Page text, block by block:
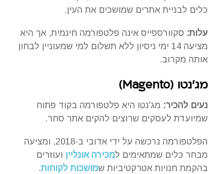
כלים לבניית אתרים שמושכים את העין.
עלות: סקוורספייס אינה פלטפורמה חינמית, אך היא
מציעה 14 ימי ניסיון ללא תשלום למי שמעוניין לבחון
אותה מקרוב.
מג'נטו (Magento
)
נעים להכיר: מג'נטו היא פלטפורמה בקוד פתוח
שמיועדת לעסקים שרוצים להקים אתר סחר.
הפלטפורמה נרכשה על ידי אדובי ב-2018, ומציעה
מבחר כלים שמתאימים למכירה אונליין ועוזרים
בהקמת חנויות אטרקטיביות שמושכות לקוחות.